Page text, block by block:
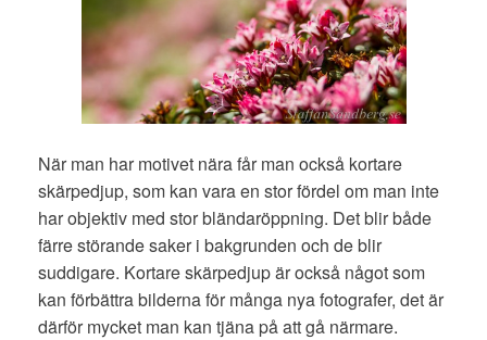
När man har motivet nära får man också kortare
skärpedjup, som kan vara en stor fördel om man inte
har objektiv med stor bländaröppning. Det blir både
färre störande saker i bakgrunden och de blir
suddigare. Kortare skärpedjup är också något som
kan förbättra bilderna för många nya fotografer, det är
därför mycket man kan tjäna på att gå närmare.